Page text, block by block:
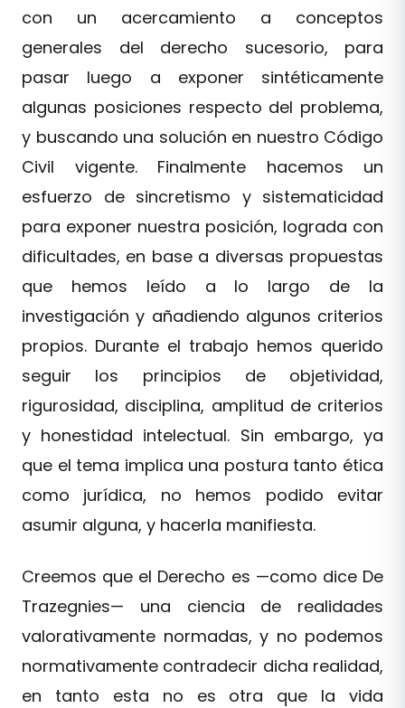
con un acercamiento a conceptos
generales del derecho sucesorio, para
pasar luego a exponer sintéticamente
algunas posiciones respecto del problema,
y buscando una solución en nuestro Código
Civil vigente. Finalmente hacemos un
esfuerzo de sincretismo y sistematicidad
para exponer nuestra posición, lograda con
dificultades, en base a diversas propuestas
que hemos leído a lo largo de la
investigación y añadiendo algunos criterios
propios. Durante el trabajo hemos querido
seguir los principios de objetividad,
rigurosidad, disciplina, amplitud de criterios
y honestidad intelectual. Sin embargo, ya
que el tema implica una postura tanto ética
como jurídica, no hemos podido evitar
asumir alguna, y hacerla manifiesta.
Creemos que el Derecho es —como dice De
Trazegnies— una ciencia de realidades
valorativamente normadas, y no podemos
normativamente contradecir dicha realidad,
en tanto esta no es otra que la vida